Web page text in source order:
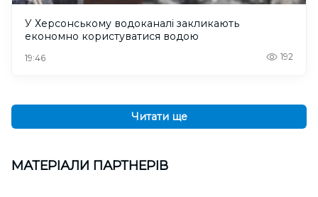
У Херсонському водоканалі закликають
економно користуватися водою
19:46 192
Читати ще
МАТЕРІАЛИ ПАРТНЕРІВ